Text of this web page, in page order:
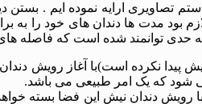
درمان که مشاهده می کنید در مورد بستن 2 واحد
بود مدت ها دندان های خود را
حدی توانمند شده است که فاصله
هنوز دندان نیش رویش پیدا نکرده است)با
شود که یک امر طبیعی می باشد.